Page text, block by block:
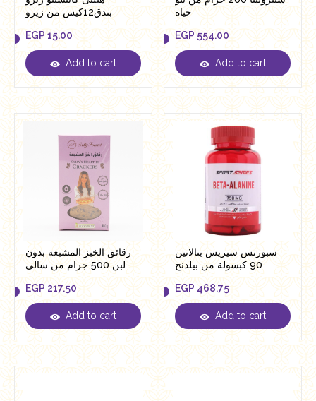
بندق12كيس من زيرو
EGP 15.00
EGP15.00
Add to cart
حياة
EGP 554.00
EGP 554.00
Add to cart
رقائق الخبز المشبعة بدون
لبن 500 جرام من سالي
فؤاد
EGP 217.50
EGP 217.50
Add to cart
سبورتس سيريس بتالانين
90 كبسولة من بيلدنج
بلوكس
EGP 468.75
EGP 468.75
Add to cart